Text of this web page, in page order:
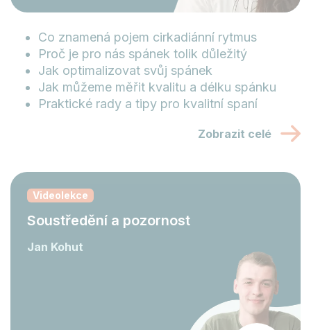
Co znamená pojem cirkadiánní rytmus
Proč je pro nás spánek tolik důležitý
Jak optimalizovat svůj spánek
Jak můžeme měřit kvalitu a délku spánku
Praktické rady a tipy pro kvalitní spaní
Zobrazit celé
Videolekce
Soustředění a pozornost
Jan Kohut